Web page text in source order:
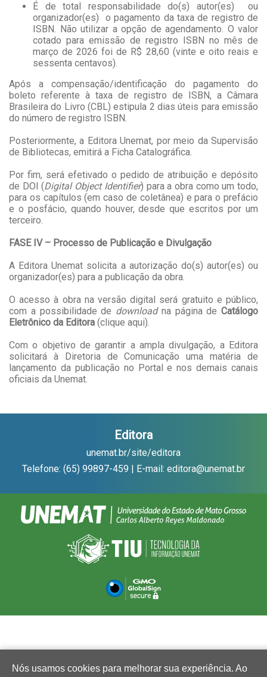
É de total responsabilidade do(s) autor(es) ou
organizador(es) o pagamento da taxa de registro de
ISBN. Não utilizar a opção de agendamento. O valor
cotado para emissão de registro ISBN no mês de
março de 2026 foi de R$ 28,60 (vinte e oito reais e
sessenta centavos).
Após a compensação/identificação do pagamento do
boleto referente à taxa de registro de ISBN, a Câmara
Brasileira do Livro (CBL) estipula 2 dias úteis para emissão
do número de registro ISBN.
Posteriormente, a Editora Unemat, por meio da Supervisão
de Bibliotecas, emitirá a Ficha Catalográfica.
Por fim, será efetivado o pedido de atribuição e depósito
de DOI (Digital Object Identifier) para a obra como um todo,
para os capítulos (em caso de coletânea) e para o prefácio
e o posfácio, quando houver, desde que escritos por um
terceiro.
FASEIV – Processo de Publicação e Divulgação
A Editora Unemat solicita a autorização do(s) autor(es) ou
organizador(es) para a publicação da obra.
O acesso à obra na versão digital será gratuito e público,
com a possibilidade de downloadna página de Catálogo
Eletrônico da Editora (clique aqui).
Com o objetivo de garantir a ampla divulgação, a Editora
solicitará à Diretoria de Comunicação uma matéria de
lançamento da publicação no Portal e nos demais canais
oficiais da Unemat.
Editora
unemat.br/site/editora
Telefone: (65) 99897-459 | E-mail: editora@unemat.br
Nós usamos cookies para melhorar sua experiência. Ao